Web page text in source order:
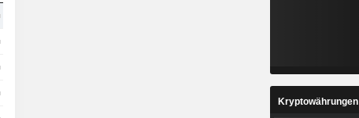
Kryptowährungen